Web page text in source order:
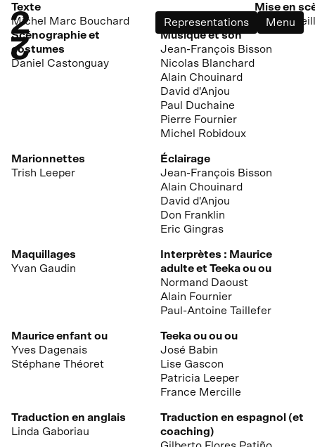
Representations Menu
Texte
Michel Marc Bouchard
Mise en
Daniel
Scénographie et
costumes
Daniel Castonguay
Musique et son
Jean-François Bisson
Nicolas Blanchard
Alain Chouinard
David d'Anjou
Paul Duchaine
Pierre Fournier
Michel Robidoux
Marionnettes
Trish Leeper
Éclairage
Jean-François Bisson
Alain Chouinard
David d'Anjou
Don Franklin
Eric Gingras
Maquillages
Yvan Gaudin
Interprètes : Maurice
adulte et Teeka ou ou
Normand Daoust
Alain Fournier
Paul-Antoine Taillefer
Maurice enfant ou
Yves Dagenais
Stéphane Théoret
Teeka ou ou ou
José Babin
Lise Gascon
Patricia Leeper
France Mercille
Traduction en anglais
Linda Gaboriau
Traduction en espagnol (et
coaching)